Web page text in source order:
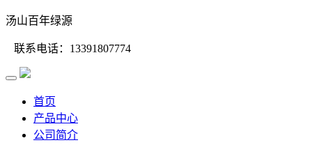
汤山百年绿源
联系电话：13391807774
首页
产品中心
公司简介